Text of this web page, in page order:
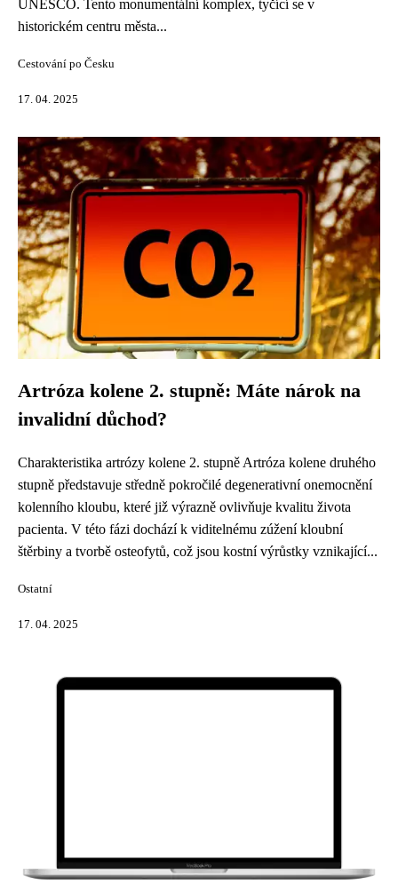
UNESCO. Tento monumentální komplex, tyčící se v
historickém centru města...
Cestování po Česku
17. 04. 2025
Artróza kolene 2. stupně: Máte nárok na
invalidní důchod?
Charakteristika artrózy kolene 2. stupně Artróza kolene druhého
stupně představuje středně pokročilé degenerativní onemocnění
kolenního kloubu, které již výrazně ovlivňuje kvalitu života
pacienta. V této fázi dochází k viditelnému zúžení kloubní
štěrbiny a tvorbě osteofytů, což jsou kostní výrůstky vznikající...
Ostatní
17. 04. 2025